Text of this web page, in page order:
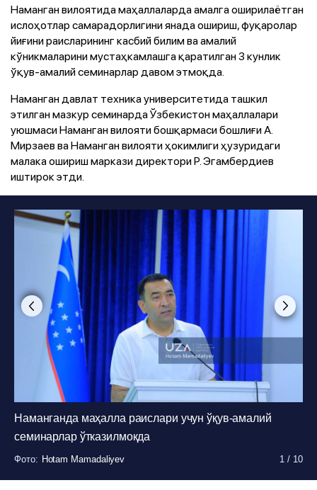
Наманган вилоятида маҳаллаларда амалга оширилаётган
ислоҳотлар самарадорлигини янада ошириш, фуқаролар
йиғини раисларининг касбий билим ва амалий
кўникмаларини мустаҳкамлашга қаратилган 3 кунлик
ўқув-амалий семинарлар давом этмоқда.
Наманган давлат техника университетида ташкил
этилган мазкур семинарда Ўзбекистон маҳаллалари
уюшмаси Наманган вилояти бошқармаси бошлиғи А.
Мирзаев ва Наманган вилояти ҳокимлиги ҳузуридаги
малака ошириш маркази директори Р. Эгамбердиев
иштирок этди.
Наманганда маҳалла раислари учун ўқув-амалий
семинарлар ўтказилмоқда
Фото: Hotam Mamadaliyev 1 / 10
Фото: Hotam Mamadaliyev 1 / 10
Фото: Hotam Mamadaliyev 1 / 10
Фото: Hotam Mamadaliyev 1 / 10
Фото: Hotam Mamadaliyev 1 / 10
Фото: Hotam Mamadaliyev 1 / 10
Фото: Hotam Mamadaliyev 1 / 10
Фото: Hotam Mamadaliyev 1 / 10
Фото: Hotam Mamadaliyev 1 / 10
Фото: Hotam Mamadaliyev 1 / 10